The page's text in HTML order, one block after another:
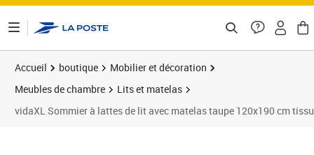
Accueil boutique
Mobilier et décoration
Meubles de chambre
Lits et matelas
vidaXL Sommier à lattes de lit avec matelas taupe 120x190 cm tissu